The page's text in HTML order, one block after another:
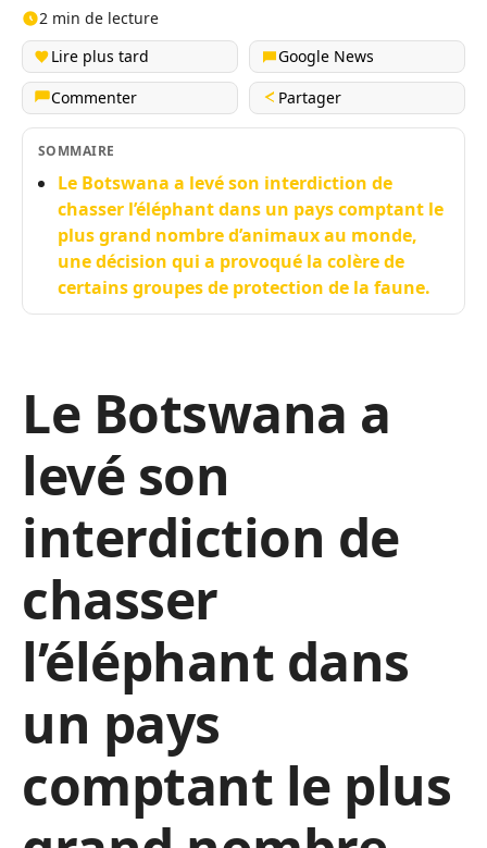
2 min de lecture
Lire plus tard
Google News
Commenter
Partager
SOMMAIRE
Le Botswana a levé son interdiction de
chasser l’éléphant dans un pays comptant le
plus grand nombre d’animaux au monde,
une décision qui a provoqué la colère de
certains groupes de protection de la faune.
Le Botswana a
levé son
interdiction de
chasser
l’éléphant dans
un pays
comptant le plus